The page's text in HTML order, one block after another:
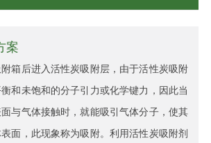
案
箱后进入活性炭吸附层，由于活性炭吸附
和未饱和的分子引力或化学键力，因此当
与气体接触时，就能吸引气体分子，使其
面，此现象称为吸附。利用活性炭吸附剂